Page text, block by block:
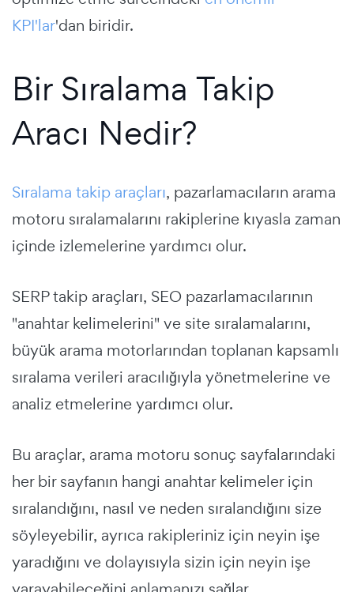
KPI'lar'dan biridir.
Bir Sıralama Takip
Aracı Nedir?
Sıralama takip araçları, pazarlamacıların arama
motoru sıralamalarını rakiplerine kıyasla zaman
içinde izlemelerine yardımcı olur.
SERP takip araçları, SEO pazarlamacılarının
"anahtar kelimelerini" ve site sıralamalarını,
büyük arama motorlarından toplanan kapsamlı
sıralama verileri aracılığıyla yönetmelerine ve
analiz etmelerine yardımcı olur.
Bu araçlar, arama motoru sonuç sayfalarındaki
her bir sayfanın hangi anahtar kelimeler için
sıralandığını, nasıl ve neden sıralandığını size
söyleyebilir, ayrıca rakipleriniz için neyin işe
yaradığını ve dolayısıyla sizin için neyin işe